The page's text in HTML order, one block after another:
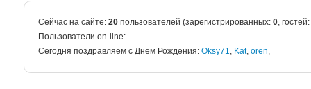
Сейчас на сайте: 20 пользователей (зарегистрированных: 0, гостей:
Пользователи on-line:
Cегодня поздравляем с Днем Рождения: Oksy71, Kat, oren,